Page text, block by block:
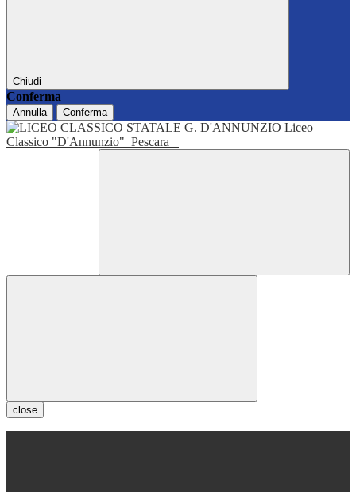
Chiudi
Conferma
Annulla Conferma
Liceo
Classico "D'Annunzio" Pescara
close